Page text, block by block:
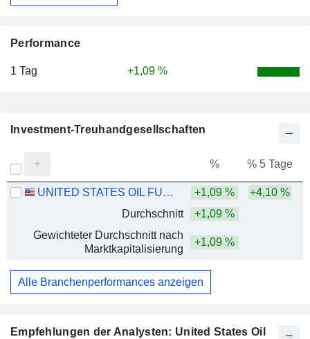
Empfehlungen der Analysten: United States Oil
Performance
1 Tag +1,09 %
Investment-Treuhandgesellschaften
% % 5 Tage
UNITED STATES OIL FUND, LP +1,09 %
+4,10 %
Durchschnitt
+1,09 %
Gewichteter Durchschnitt nach
Marktkapitalisierung
+1,09 %
Alle Branchenperformances anzeigen